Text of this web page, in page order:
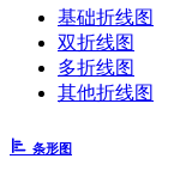
基础折线图
双折线图
多折线图
其他折线图
条形图